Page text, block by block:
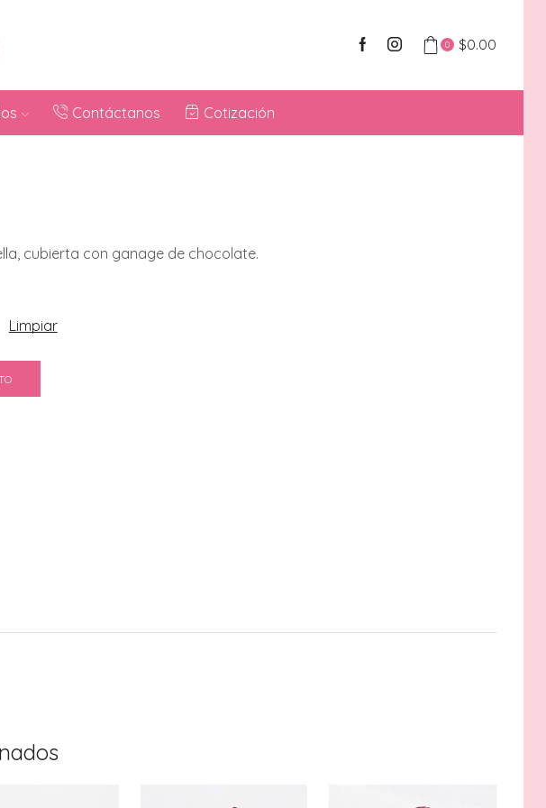
0 $0.00
Contáctanos Cotización
cubierta con ganage de chocolate.
Limpiar